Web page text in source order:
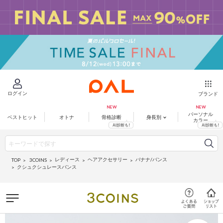
ログイン ブランド
ベストヒット オトナ 骨格診断 身長別
パーソナル
カラー
TOP 3COINS レディース ヘアアクセサリー
バナナ/バンス
クシュクシュレースバンス